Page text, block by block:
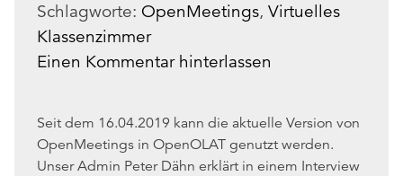
Schlagworte: OpenMeetings, Virtuelles
Klassenzimmer
Einen Kommentar hinterlassen
Seit dem 16.04.2019 kann die aktuelle Version von
OpenMeetings in OpenOLAT genutzt werden.
Unser Admin Peter Dähn erklärt in einem Interview